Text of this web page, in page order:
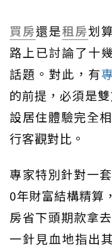
買房還是租房划
路上已討論了十
話題。對此，有
的前提，必須是
設居住體驗完全
行客觀對比。
專家特別針對一
0年財富結構精算
房省下頭期款拿
一針見血地指出